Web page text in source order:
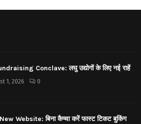
Conclave: लघु उद्योगों के लिए नई राहें
1, 2026 0
Website: बिना कैप्चा करें फास्ट टिकट बुकिंग